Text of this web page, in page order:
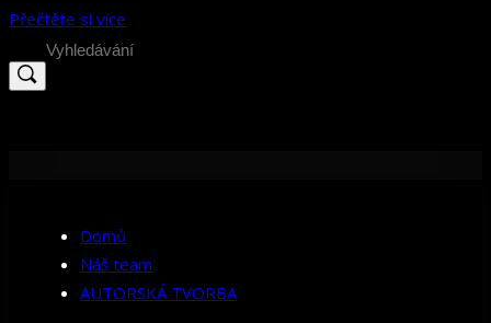
Přečtěte si více
Search
for:
Domů
Náš team
AUTORSKÁ TVORBA